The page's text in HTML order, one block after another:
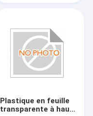
Plastique en feuille
transparente à haute